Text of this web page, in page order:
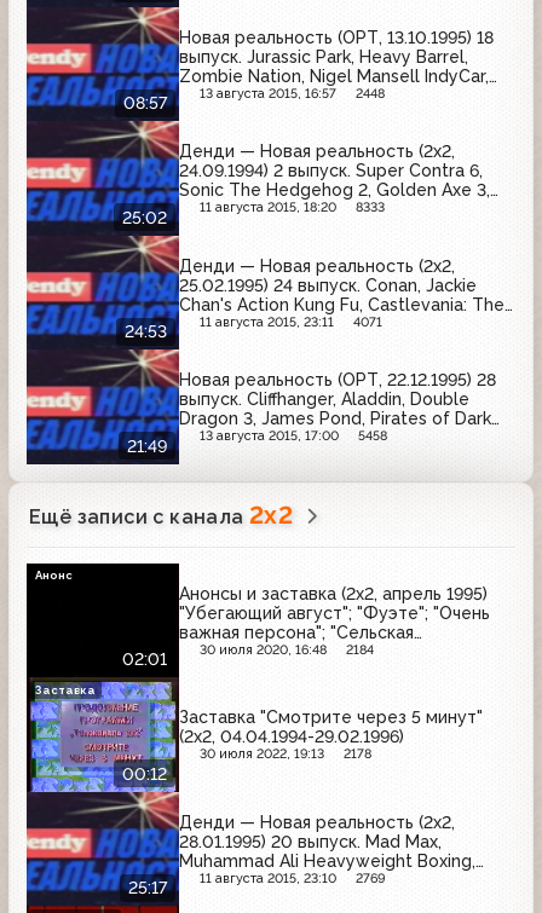
08:57
Новая реальность (ОРТ, 13.10.1995) 18
выпуск. Jurassic Park, Heavy Barrel,
Zombie Nation, Nigel Mansell IndyCar,
The Humans
13 августа 2015, 16:57 2448
25:02
Денди — Новая реальность (2х2,
24.09.1994) 2 выпуск. Super Contra 6,
Sonic The Hedgehog 2, Golden Axe 3,
Mickey Mouse 3
11 августа 2015, 18:20 8333
24:53
Денди — Новая реальность (2х2,
25.02.1995) 24 выпуск. Conan, Jackie
Chan's Action Kung Fu, Castlevania: The
New Generation, Mortal Komat II, Biker
11 августа 2015, 23:11 4071
21:49
Новая реальность (ОРТ, 22.12.1995) 28
выпуск. Cliffhanger, Aladdin, Double
Dragon 3, James Pond, Pirates of Dark
Water, NHL '95
13 августа 2015, 17:00 5458
Ещё записи с канала 2x2
02:01
Анонсы и заставка (2x2, апрель 1995)
"Убегающий август"; "Фуэте"; "Очень
важная персона"; "Сельская
учительница"; "Десять негритят"
30 июля 2020, 16:48 2184
Анонс
00:12
Заставка "Смотрите через 5 минут"
(2x2, 04.04.1994-29.02.1996)
30 июля 2022, 19:13 2178
Заставка
25:17
Денди — Новая реальность (2х2,
28.01.1995) 20 выпуск. Mad Max,
Muhammad Ali Heavyweight Boxing,
Tale Spin, Wing Commander, Axelay
11 августа 2015, 23:10 2769